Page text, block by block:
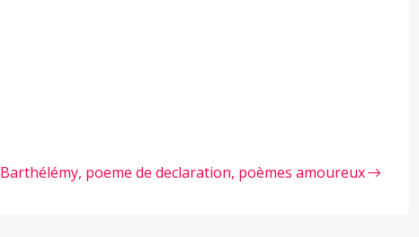
Barthélémy, poeme de declaration, poèmes amoureux